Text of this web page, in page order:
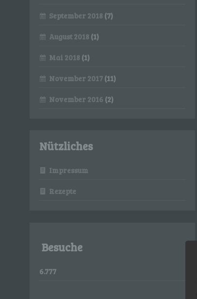
September 2018 (7)
August 2018 (1)
Mai 2018 (1)
November 2017 (11)
November 2016 (2)
Nützliches
Impressum
Rezepte
Besuche
6.777